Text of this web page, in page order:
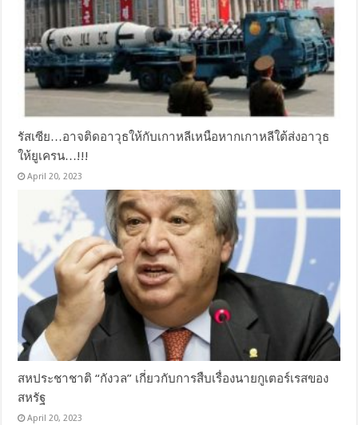
รัสเซีย…อาจติดอาวุธให้กับเกาหลีเหนือหากเกาหลีใต้ส่งอาวุธ
ให้ยูเครน…!!!
April 20, 2023
สหประชาชาติ “กังวล” เกี่ยวกับการสืบเรื่องนายกูเตอร์เรสของ
สหรัฐ
April 20, 2023